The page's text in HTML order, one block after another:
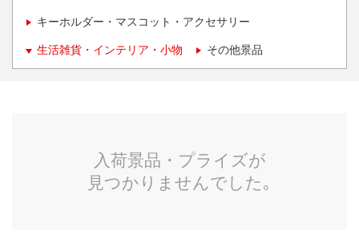
キーホルダー・マスコット・アクセサリー
生活雑貨・インテリア・小物 その他景品